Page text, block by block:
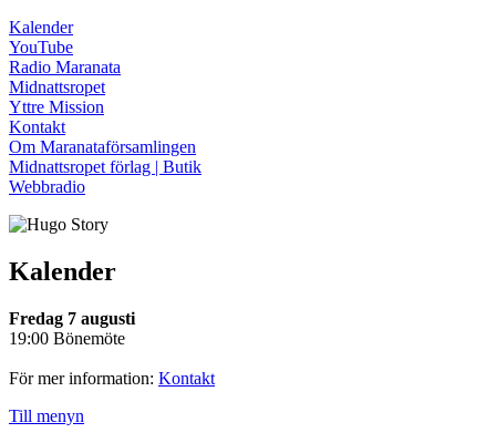
Kalender
YouTube
Radio Maranata
Midnattsropet
Yttre Mission
Kontakt
Om Maranataförsamlingen
Midnattsropet förlag | Butik
Webbradio
Kalender
Fredag 7 augusti
19:00 Bönemöte
För mer information: Kontakt
Till menyn